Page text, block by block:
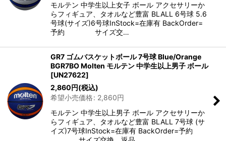
モルテン 中学生以上女子 ボール アクセサリーか
らフィギュア、タオルなど豊富 BLALL 6号球 5.6
号球(サイズ)6号球InStock=在庫有 BackOrder=
予約 サイズ交…
GR7 ゴムバスケットボール 7号球 Blue/Orange
BGR7BO Molten モルテン 中学生以上男子 ボール
[UN27622]
2,860円(税込)
希望小売価格: 2,860円
モルテン 中学生以上男子 ボール アクセサリーか
らフィギュア、タオルなど豊富 BLALL 7号球 (サ
イズ)7号球InStock=在庫有 BackOrder=予約